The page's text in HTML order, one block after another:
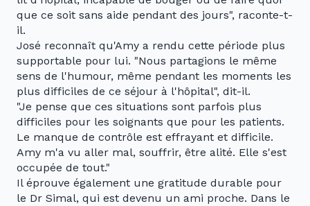
que ce soit sans aide pendant des jours", raconte-t-
il.
José reconnaît qu'Amy a rendu cette période plus
supportable pour lui. "Nous partagions le même
sens de l'humour, même pendant les moments les
plus difficiles de ce séjour à l'hôpital", dit-il.
"Je pense que ces situations sont parfois plus
difficiles pour les soignants que pour les patients.
Le manque de contrôle est effrayant et difficile.
Amy m'a vu aller mal, souffrir, être alité. Elle s'est
occupée de tout."
Il éprouve également une gratitude durable pour
le Dr Simal, qui est devenu un ami proche. Dans le